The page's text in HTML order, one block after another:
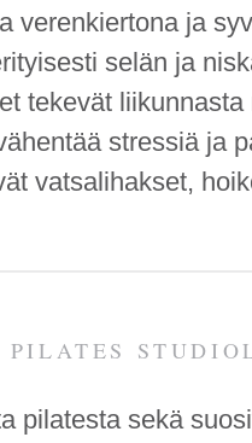
verenkiertona ja
selän ja
tekevät
stressiä ja
vatsalihakset,
PILATES
pilatesta sekä